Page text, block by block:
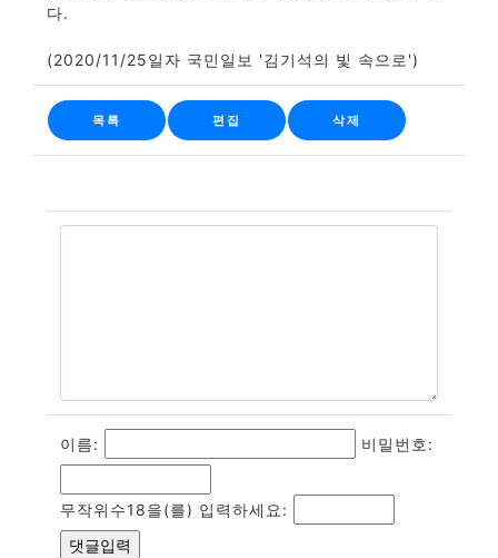
다.
(2020/11/25일자 국민일보 '김기석의 빛 속으로')
목록 편집 삭제
이름: 비밀번호:
무작위수18을(를) 입력하세요: